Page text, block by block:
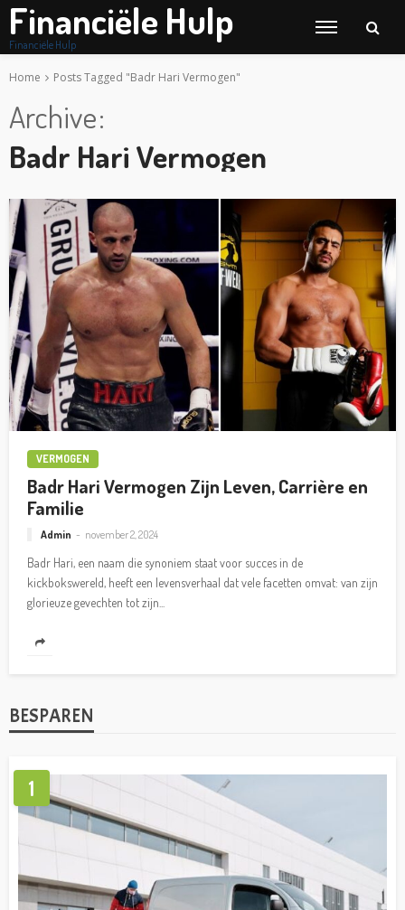
Financiële Hulp
Financiële Hulp
Home Posts Tagged "Badr Hari Vermogen"
Archive
Badr Hari Vermogen
VERMOGEN
Badr Hari Vermogen Zijn Leven, Carrière en
Familie
Admin november 2, 2024
Badr Hari, een naam die synoniem staat voor succes in de
kickbokswereld, heeft een levensverhaal dat vele facetten omvat: van zijn
glorieuze gevechten tot zijn...
BESPAREN
1